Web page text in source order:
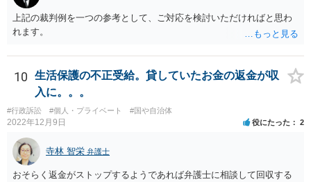
上記の裁判例を一つの参考として、ご対応を検討いただければと思わ
れます。
10
生活保護の不正受給。貸していたお金の返金が収
入に。。。
#行政訴訟 #個人・プライベート #国や自治体
2022年12月9日 役にたった 2
寺林 智栄 弁護士
おそらく返金がストップするようであれば弁護士に相談して回収する